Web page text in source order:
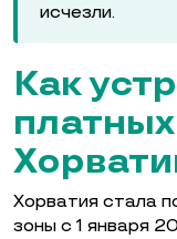
исчезли.
Как
Хорватия стала
зоны с 1 января